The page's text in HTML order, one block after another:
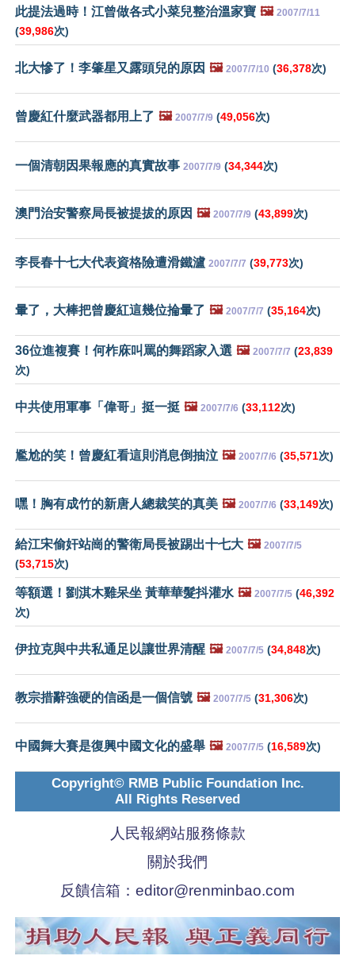
此提法過時！江曾做各式小菜兒整治溫家寶 🖼️ 2007/7/11
(39,986次)
北大慘了！李肇星又露頭兒的原因 🖼️ 2007/7/10 (36,378次)
曾慶紅什麼武器都用上了 🖼️ 2007/7/9 (49,056次)
一個清朝因果報應的真實故事 2007/7/9 (34,344次)
澳門治安警察局長被提拔的原因 🖼️ 2007/7/9 (43,899次)
李長春十七大代表資格險遭滑鐵瀘 2007/7/7 (39,773次)
暈了，大棒把曾慶紅這幾位掄暈了 🖼️ 2007/7/7 (35,164次)
36位進複賽！何柞庥叫罵的舞蹈家入選 🖼️ 2007/7/7 (23,839
次)
中共使用軍事「偉哥」挺一挺 🖼️ 2007/7/6 (33,112次)
尷尬的笑！曾慶紅看這則消息倒抽泣 🖼️ 2007/7/6 (35,571次)
嘿！胸有成竹的新唐人總裁笑的真美 🖼️ 2007/7/6 (33,149次)
給江宋偷奸站崗的警衛局長被踢出十七大 🖼️ 2007/7/5
(53,715次)
等額選！劉淇木雞呆坐 黃華華髮抖灌水 🖼️ 2007/7/5 (46,392
次)
伊拉克與中共私通足以讓世界清醒 🖼️ 2007/7/5 (34,848次)
教宗措辭強硬的信函是一個信號 🖼️ 2007/7/5 (31,306次)
中國舞大賽是復興中國文化的盛舉 🖼️ 2007/7/5 (16,589次)
Copyright© RMB Public Foundation Inc.
All Rights Reserved
人民報網站服務條款
關於我們
反饋信箱： editor@renminbao.com